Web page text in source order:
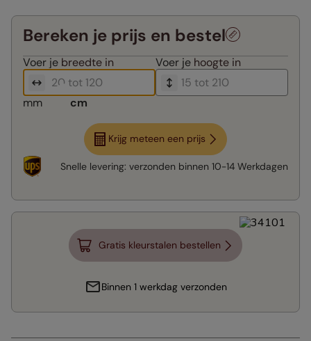
Bereken je prijs en bestel
Voer je breedte in Voer je hoogte in
mm cm
Krijg meteen een prijs
Snelle levering: verzonden binnen 10-14 Werkdagen
Gratis kleurstalen bestellen
Binnen 1 werkdag verzonden